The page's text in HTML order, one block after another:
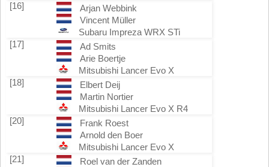
[16]
Arjan Webbink
Vincent Müller
Subaru Impreza WRX STi
[17]
Ad Smits
Arie Boertje
Mitsubishi Lancer Evo X
[18]
Elbert Deij
Martin Nortier
Mitsubishi Lancer Evo X R4
[20]
Frank Roest
Arnold den Boer
Mitsubishi Lancer Evo X
[21]
Roel van der Zanden